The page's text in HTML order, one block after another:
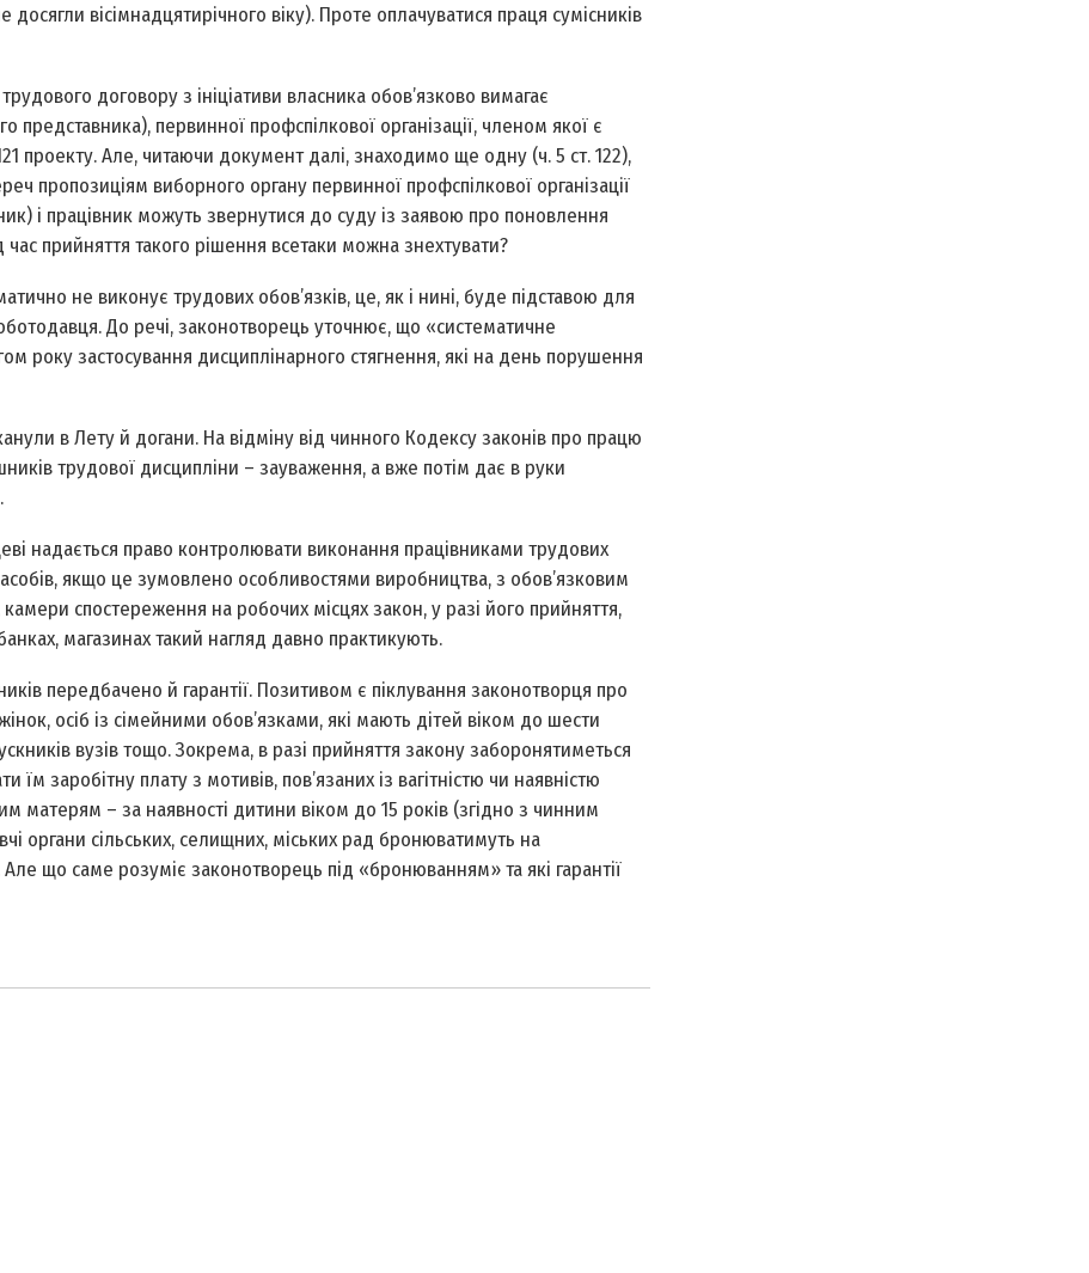
досягли вісімнадцятирічного віку). Проте оплачуватися праця сумісників
договору з ініціативи власника обов’язково вимагає
первинної профспілкової організації, членом якої є
проекту. Але, читаючи документ далі, знаходимо ще одну (ч. 5 ст. 122),
пропозиціям виборного органу первинної профспілкової організації
і працівник можуть звернутися до суду із заявою про поновлення
прийняття такого рішення все­таки можна знехтувати?
не виконує трудових обов’язків, це, як і нині, буде підставою для
До речі, законотворець уточнює, що «систематичне
року застосування дисциплінарного стягнення, які на день порушення
в Лету й догани. На відміну від чинного Кодексу законів про працю
трудової дисципліни – зауваження, а вже потім дає в руки
надається право контролювати виконання працівниками трудових
якщо це зумовлено особливостями виробництва, з обов’язковим
спостереження на робочих місцях закон, у разі його прийняття,
магазинах такий нагляд давно практикують.
передбачено й гарантії. Позитивом є піклування законотворця про
осіб із сімейними обов’язками, які мають дітей віком до шести
вузів тощо. Зокрема, в разі прийняття закону заборонятиметься
заробітну плату з мотивів, пов’язаних із вагітністю чи наявністю
матерям – за наявності дитини віком до 15 років (згідно з чинним
органи сільських, селищних, міських рад бронюватимуть на
Але що саме розуміє законотворець під «бронюванням» та які гарантії